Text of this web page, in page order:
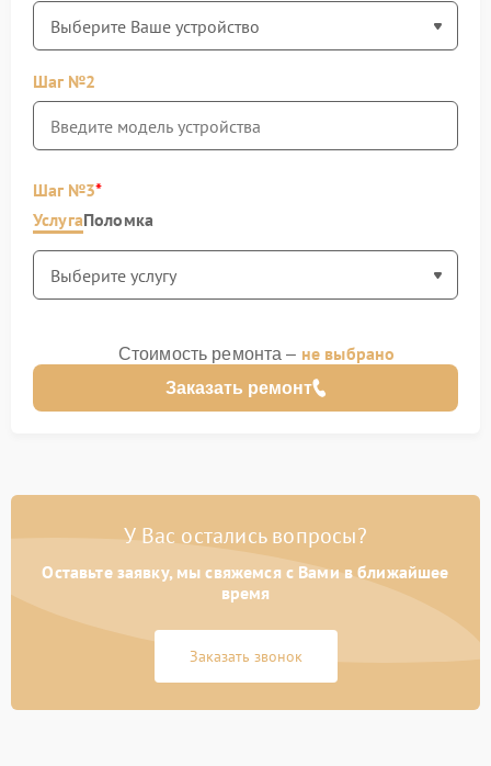
Шаг №2
Шаг №3
УслугаПоломка
Заказать ремонт
Стоимость ремонта – не выбрано
У Вас остались вопросы?
Оставьте заявку, мы свяжемся с Вами в ближайшее
время
Заказать звонок